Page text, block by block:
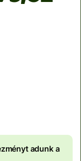
adunk a